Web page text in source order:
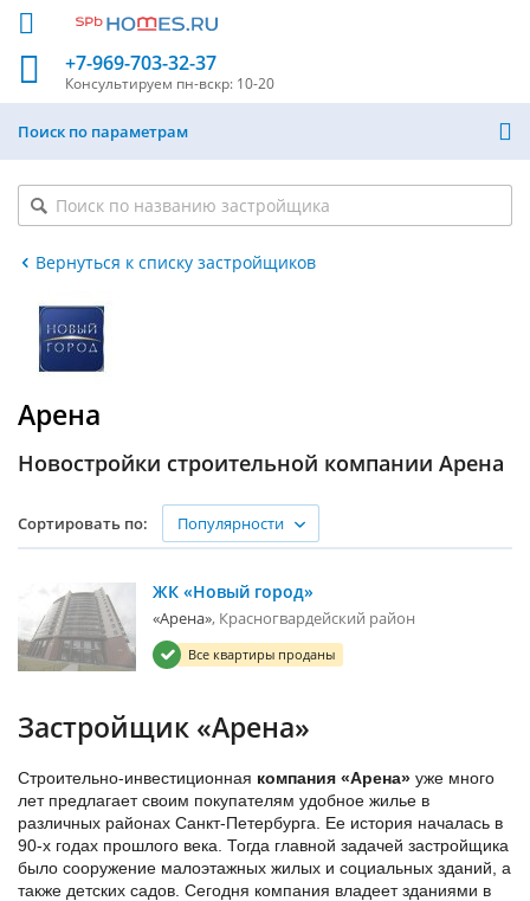
+7-969-703-32-37
Консультируем пн-вскр: 10-20
Поиск по параметрам
Вернуться к списку застройщиков
Арена
Новостройки строительной компании Арена
Сортировать по: Популярности
ЖК «Новый город»
«Арена» Красногвардейский район
Все квартиры проданы
Застройщик «Арена»
Строительно-инвестиционная компания «Арена» уже много
лет предлагает своим покупателям удобное жилье в
различных районах Санкт-Петербурга. Ее история началась в
90-х годах прошлого века. Тогда главной задачей застройщика
было сооружение малоэтажных жилых и социальных зданий, а
также детских садов. Сегодня компания владеет зданиями в